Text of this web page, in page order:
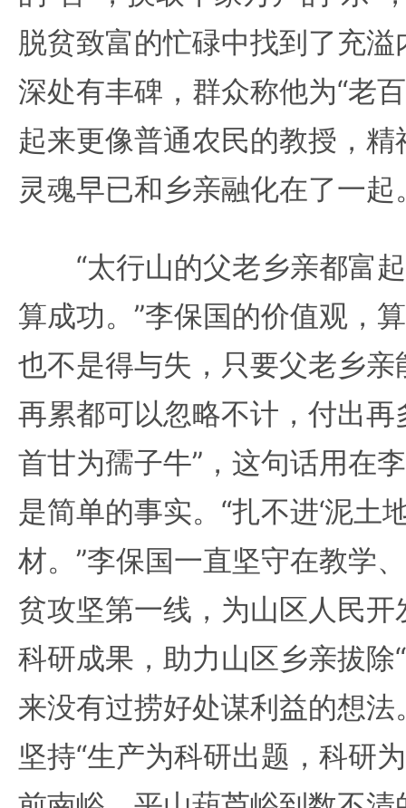
脱贫致富的忙碌中找到了充
深处有丰碑，群众称他为“老
起来更像普通农民的教授，
灵魂早已和乡亲融化在了一起
“太行山的父老乡亲都富起
算成功。”李保国的价值观，
也不是得与失，只要父老乡
再累都可以忽略不计，付出再
首甘为孺子牛”，这句话用在
是简单的事实。“扎不进‘泥土
材。”李保国一直坚守在教学
贫攻坚第一线，为山区人民
科研成果，助力山区乡亲拔除
来没有过捞好处谋利益的想
坚持“生产为科研出题，科研